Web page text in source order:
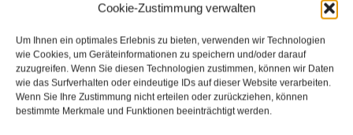
Cookie-Zustimmung verwalten
Um Ihnen ein optimales Erlebnis zu bieten, verwenden wir Technologien
wie Cookies, um Geräteinformationen zu speichern und/oder darauf
zuzugreifen. Wenn Sie diesen Technologien zustimmen, können wir Daten
wie das Surfverhalten oder eindeutige IDs auf dieser Website verarbeiten.
Wenn Sie Ihre Zustimmung nicht erteilen oder zurückziehen, können
bestimmte Merkmale und Funktionen beeinträchtigt werden.
Inspirace mladých lidí
pro evropské kulturní